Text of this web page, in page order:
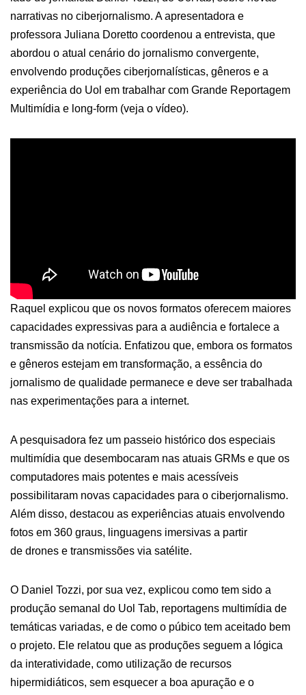
narrativas no ciberjornalismo. A apresentadora e
professora Juliana Doretto coordenou a entrevista, que
abordou o atual cenário do jornalismo convergente,
envolvendo produções ciberjornalísticas, gêneros e a
experiência do Uol em trabalhar com Grande Reportagem
Multimídia e long-form (veja o vídeo).
Raquel explicou que os novos formatos oferecem maiores
capacidades expressivas para a audiência e fortalece a
transmissão da notícia. Enfatizou que, embora os formatos
e gêneros estejam em transformação, a essência do
jornalismo de qualidade permanece e deve ser trabalhada
nas experimentações para a internet.
A pesquisadora fez um passeio histórico dos especiais
multimídia que desembocaram nas atuais GRMs e que os
computadores mais potentes e mais acessíveis
possibilitaram novas capacidades para o ciberjornalismo.
Além disso, destacou as experiências atuais envolvendo
fotos em 360 graus, linguagens imersivas a partir
de drones e transmissões via satélite.
O Daniel Tozzi, por sua vez, explicou como tem sido a
produção semanal do Uol Tab, reportagens multimídia de
temáticas variadas, e de como o púbico tem aceitado bem
o projeto. Ele relatou que as produções seguem a lógica
da interatividade, como utilização de recursos
hipermidiáticos, sem esquecer a boa apuração e o